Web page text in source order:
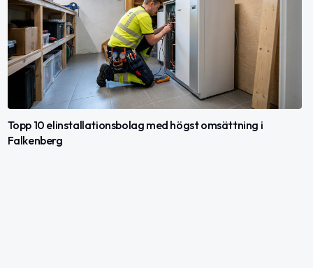
Topp 10 elinstallationsbolag med högst omsättning i
Falkenberg